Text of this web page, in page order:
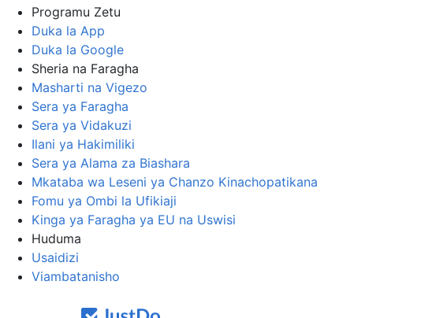
Programu Zetu
Duka la App
Duka la Google
Sheria na Faragha
Masharti na Vigezo
Sera ya Faragha
Sera ya Vidakuzi
Ilani ya Hakimiliki
Sera ya Alama za Biashara
Mkataba wa Leseni ya Chanzo Kinachopatikana
Fomu ya Ombi la Ufikiaji
Kinga ya Faragha ya EU na Uswisi
Huduma
Usaidizi
Viambatanisho